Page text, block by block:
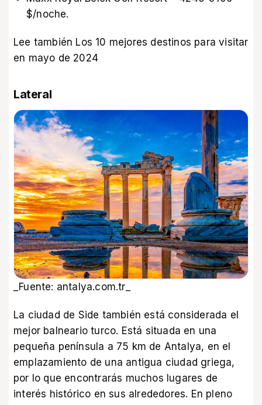
$/noche.
Lee también Los 10 mejores destinos para visitar
en mayo de 2024
Lateral
_Fuente: antalya.com.tr_
La ciudad de Side también está considerada el
mejor balneario turco. Está situada en una
pequeña península a 75 km de Antalya, en el
emplazamiento de una antigua ciudad griega,
por lo que encontrarás muchos lugares de
interés histórico en sus alrededores. En pleno